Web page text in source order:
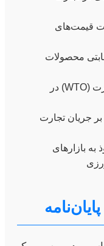
قیمت‌های
محصولات
بررسی نقش سازمان جهانی تجارت (WTO) در
بر جریان تجارت
به بازارهای